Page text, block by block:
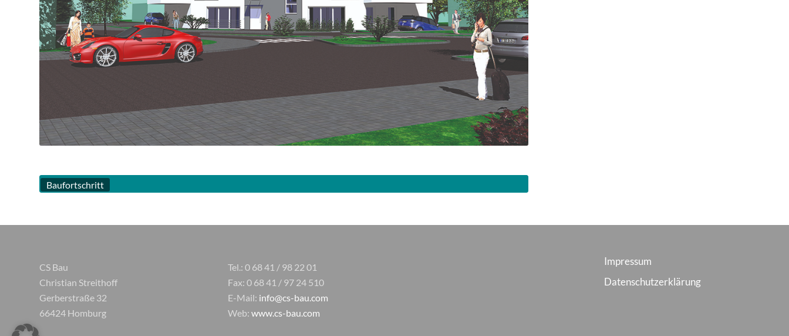
Baufortschritt
CS Bau
Christian Streithoff
Gerberstraße 32
66424 Homburg
Tel.: 0 68 41 / 98 22 01
Fax: 0 68 41 / 97 24 510
E-Mail: info@cs-bau.com
Web: www.cs-bau.com
Impressum
Datenschutzerklärung